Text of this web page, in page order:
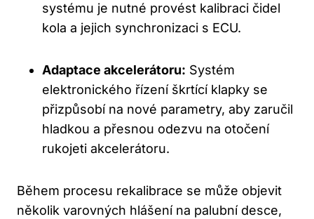
systému je nutné provést kalibraci čidel
kola a jejich synchronizaci s ECU.
Adaptace akcelerátoru: Systém
elektronického řízení škrtící klapky se
přizpůsobí na nové parametry, aby zaručil
hladkou a přesnou odezvu na otočení
rukojeti akcelerátoru.
Během procesu rekalibrace se může objevit
několik varovných hlášení na palubní desce,